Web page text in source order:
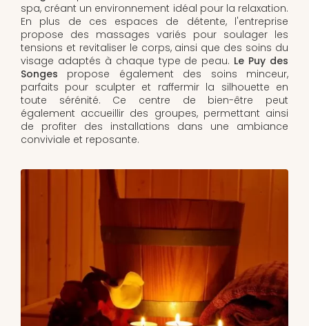
spa, créant un environnement idéal pour la relaxation.
En plus de ces espaces de détente, l'entreprise
propose des massages variés pour soulager les
tensions et revitaliser le corps, ainsi que des soins du
visage adaptés à chaque type de peau. Le Puy des
Songes propose également des soins minceur,
parfaits pour sculpter et raffermir la silhouette en
toute sérénité. Ce centre de bien-être peut
également accueillir des groupes, permettant ainsi
de profiter des installations dans une ambiance
conviviale et reposante.